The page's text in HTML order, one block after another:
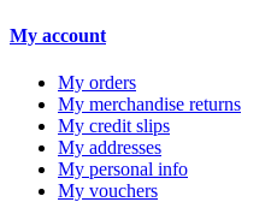
My account
My orders
My merchandise returns
My credit slips
My addresses
My personal info
My vouchers